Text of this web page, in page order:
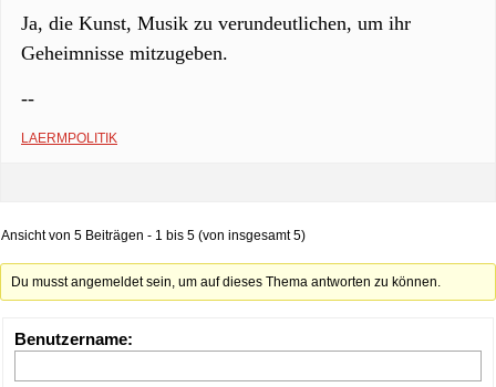
Ja, die Kunst, Musik zu verundeutlichen, um ihr
Geheimnisse mitzugeben.
--
LAERMPOLITIK
Ansicht von 5 Beiträgen - 1 bis 5 (von insgesamt 5)
Du musst angemeldet sein, um auf dieses Thema antworten zu können.
Benutzername: